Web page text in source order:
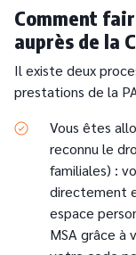
Comment
auprès de la
Il existe deux
prestations de la
Vous êtes
reconnu le
familiales) :
directement
espace
MSA grâce à